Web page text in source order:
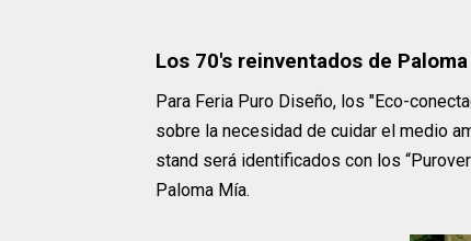
Los 70's reinventados de
Para Feria Puro Diseño, los "Eco-
sobre la necesidad de cuidar el medio
stand será identificados con los
Paloma Mía.